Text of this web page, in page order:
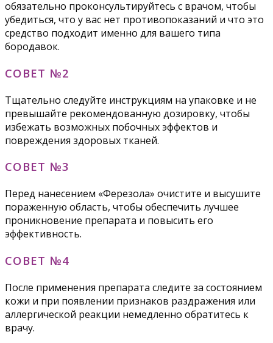
обязательно проконсультируйтесь с врачом, чтобы
убедиться, что у вас нет противопоказаний и что это
средство подходит именно для вашего типа
бородавок.
СОВЕТ №2
Тщательно следуйте инструкциям на упаковке и не
превышайте рекомендованную дозировку, чтобы
избежать возможных побочных эффектов и
повреждения здоровых тканей.
СОВЕТ №3
Перед нанесением «Ферезола» очистите и высушите
пораженную область, чтобы обеспечить лучшее
проникновение препарата и повысить его
эффективность.
СОВЕТ №4
После применения препарата следите за состоянием
кожи и при появлении признаков раздражения или
аллергической реакции немедленно обратитесь к
врачу.